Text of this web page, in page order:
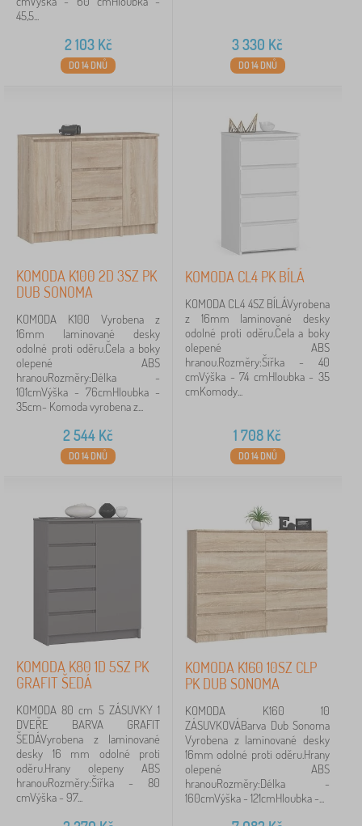
45,5...
2 103Kč
DO 14 DNŮ
3 330 Kč
DO 14 DNŮ
KOMODA K100 2D 3SZ PK
DUB SONOMA
KOMODA K100 Vyrobena z
16mm laminované desky
odolné proti oděru.Čela a boky
olepené ABS
hranouRozměry:Délka -
101cmVýška - 76cmHloubka -
35cm- Komoda vyrobena z...
2 544 Kč
DO 14 DNŮ
KOMODA CL4 PK BÍLÁ
KOMODA CL4 4SZ BÍLÁVyrobena
z 16mm laminované desky
odolné proti oděru.Čela a boky
olepené ABS
hranou.Rozměry:Šířka - 40
cmVýška - 74 cmHloubka - 35
cmKomody...
1 708 Kč
DO 14 DNŮ
KOMODA K80 1D 5SZ PK
GRAFIT ŠEDÁ
KOMODA 80 cm 5 ZÁSUVKY 1
DVEŘE BARVA GRAFIT
ŠEDÁVyrobena z laminované
desky 16 mm odolné proti
oděru.Hrany olepeny ABS
hranouRozměry:Šířka - 80
cmVýška - 97...
KOMODA K160 10SZ CLP
PK DUB SONOMA
KOMODA K160 10
ZÁSUVKOVÁBarva Dub Sonoma
Vyrobena z laminované desky
16mm odolné proti oděru.Hrany
olepené ABS
hranouRozměry:Délka -
160cmVýška - 121cmHloubka -...